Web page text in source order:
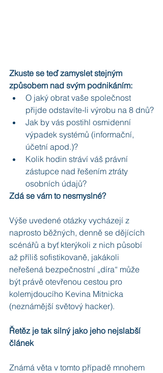
Zkuste se teď zamyslet stejným
způsobem nad svým podnikáním:
O jaký obrat vaše společnost
přijde odstavíte-li výrobu na 8 dnů?
Jak by vás postihl osmidenní
výpadek systémů (informační,
účetní apod.)?
Kolik hodin stráví váš právní
zástupce nad řešením ztráty
osobních údajů?
Zdá se vám to nesmyslné?
Výše uvedené otázky vycházejí z
naprosto běžných, denně se dějících
scénářů a byť kterýkoli z nich působí
až příliš sofistikovaně, jakákoli
neřešená bezpečnostní „díra“ může
být právě otevřenou cestou pro
kolemjdoucího Kevina Mitnicka
(neznámější světový hacker).
Řetěz je tak silný jako jeho nejslabší
článek
Známá věta v tomto případě mnohem